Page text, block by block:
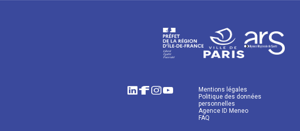
Mentions légales
Politique des données
personnelles
Agence ID Meneo
FAQ